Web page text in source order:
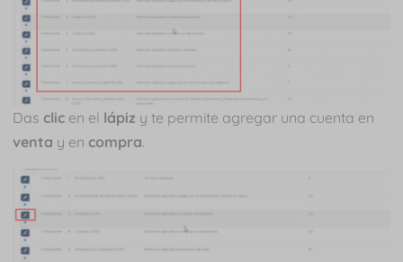
Das clic en el lápiz y te permite agregar una cuenta en
venta y en compra.